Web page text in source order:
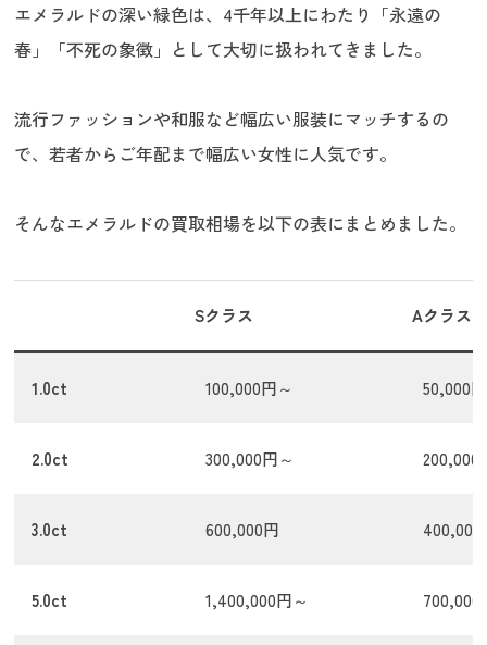
エメラルドの深い緑色は、4千年以上にわたり「永遠の
春」「不死の象徴」として大切に扱われてきました。
流行ファッションや和服など幅広い服装にマッチするの
で、若者からご年配まで幅広い女性に人気です。
そんなエメラルドの買取相場を以下の表にまとめました。
Sクラス Aクラス
1.0ct 100,000円～ 50,000
2.0ct 300,000円～ 200,000
3.0ct 600,000円 400,000
5.0ct 1,400,000円～ 700,000